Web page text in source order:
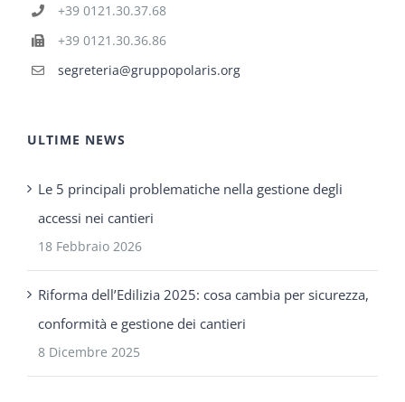
+39 0121.30.37.68
+39 0121.30.36.86
segreteria@gruppopolaris.org
ULTIME NEWS
Le 5 principali problematiche nella gestione degli
accessi nei cantieri
18 Febbraio 2026
Riforma dell’Edilizia 2025: cosa cambia per sicurezza,
conformità e gestione dei cantieri
8 Dicembre 2025